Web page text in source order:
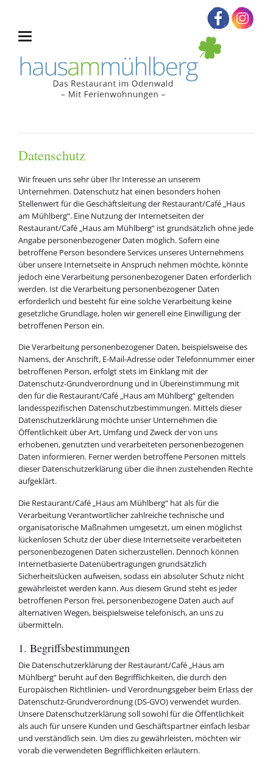
Datenschutz
Wir freuen uns sehr über Ihr Interesse an unserem
Unternehmen. Datenschutz hat einen besonders hohen
Stellenwert für die Geschäftsleitung der Restaurant/Café „Haus
am Mühlberg“. Eine Nutzung der Internetseiten der
Restaurant/Café „Haus am Mühlberg“ ist grundsätzlich ohne jede
Angabe personenbezogener Daten möglich. Sofern eine
betroffene Person besondere Services unseres Unternehmens
über unsere Internetseite in Anspruch nehmen möchte, könnte
jedoch eine Verarbeitung personenbezogener Daten erforderlich
werden. Ist die Verarbeitung personenbezogener Daten
erforderlich und besteht für eine solche Verarbeitung keine
gesetzliche Grundlage, holen wir generell eine Einwilligung der
betroffenen Person ein.
Die Verarbeitung personenbezogener Daten, beispielsweise des
Namens, der Anschrift, E-Mail-Adresse oder Telefonnummer einer
betroffenen Person, erfolgt stets im Einklang mit der
Datenschutz-Grundverordnung und in Übereinstimmung mit
den für die Restaurant/Café „Haus am Mühlberg“ geltenden
landesspezifischen Datenschutzbestimmungen. Mittels dieser
Datenschutzerklärung möchte unser Unternehmen die
Öffentlichkeit über Art, Umfang und Zweck der von uns
erhobenen, genutzten und verarbeiteten personenbezogenen
Daten informieren. Ferner werden betroffene Personen mittels
dieser Datenschutzerklärung über die ihnen zustehenden Rechte
aufgeklärt.
Die Restaurant/Café „Haus am Mühlberg“ hat als für die
Verarbeitung Verantwortlicher zahlreiche technische und
organisatorische Maßnahmen umgesetzt, um einen möglichst
lückenlosen Schutz der über diese Internetseite verarbeiteten
personenbezogenen Daten sicherzustellen. Dennoch können
Internetbasierte Datenübertragungen grundsätzlich
Sicherheitslücken aufweisen, sodass ein absoluter Schutz nicht
gewährleistet werden kann. Aus diesem Grund steht es jeder
betroffenen Person frei, personenbezogene Daten auch auf
alternativen Wegen, beispielsweise telefonisch, an uns zu
übermitteln.
1. Begriffsbestimmungen
Die Datenschutzerklärung der Restaurant/Café „Haus am
Mühlberg“ beruht auf den Begrifflichkeiten, die durch den
Europäischen Richtlinien- und Verordnungsgeber beim Erlass der
Datenschutz-Grundverordnung (DS-GVO) verwendet wurden.
Unsere Datenschutzerklärung soll sowohl für die Öffentlichkeit
als auch für unsere Kunden und Geschäftspartner einfach lesbar
und verständlich sein. Um dies zu gewährleisten, möchten wir
vorab die verwendeten Begrifflichkeiten erläutern.